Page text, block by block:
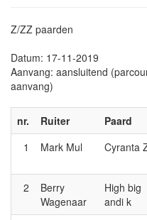
Z/ZZ paarden
Datum: 17-11-2019
Aanvang: aansluitend
aanvang)
nr. Ruiter Paard
1
Mark Mul Cyranta
2
Berry
Wagenaar
High big
andi k